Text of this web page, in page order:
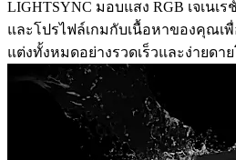
LIGHTSYNC มอบแสง RGB เจเนเ
และโปรไฟล์เกมกับเนื้อหาของคุณเ
แต่งทั้งหมดอย่างรวดเร็วและง่ายดาย